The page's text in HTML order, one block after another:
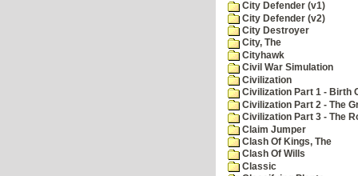
City Defender (v1)
City Defender (v2)
City Destroyer
City, The
Cityhawk
Civil War Simulation
Civilization
Civilization Part 1 - Birth
Civilization Part 2 - The
Civilization Part 3 - The
Claim Jumper
Clash Of Kings, The
Clash Of Wills
Classic